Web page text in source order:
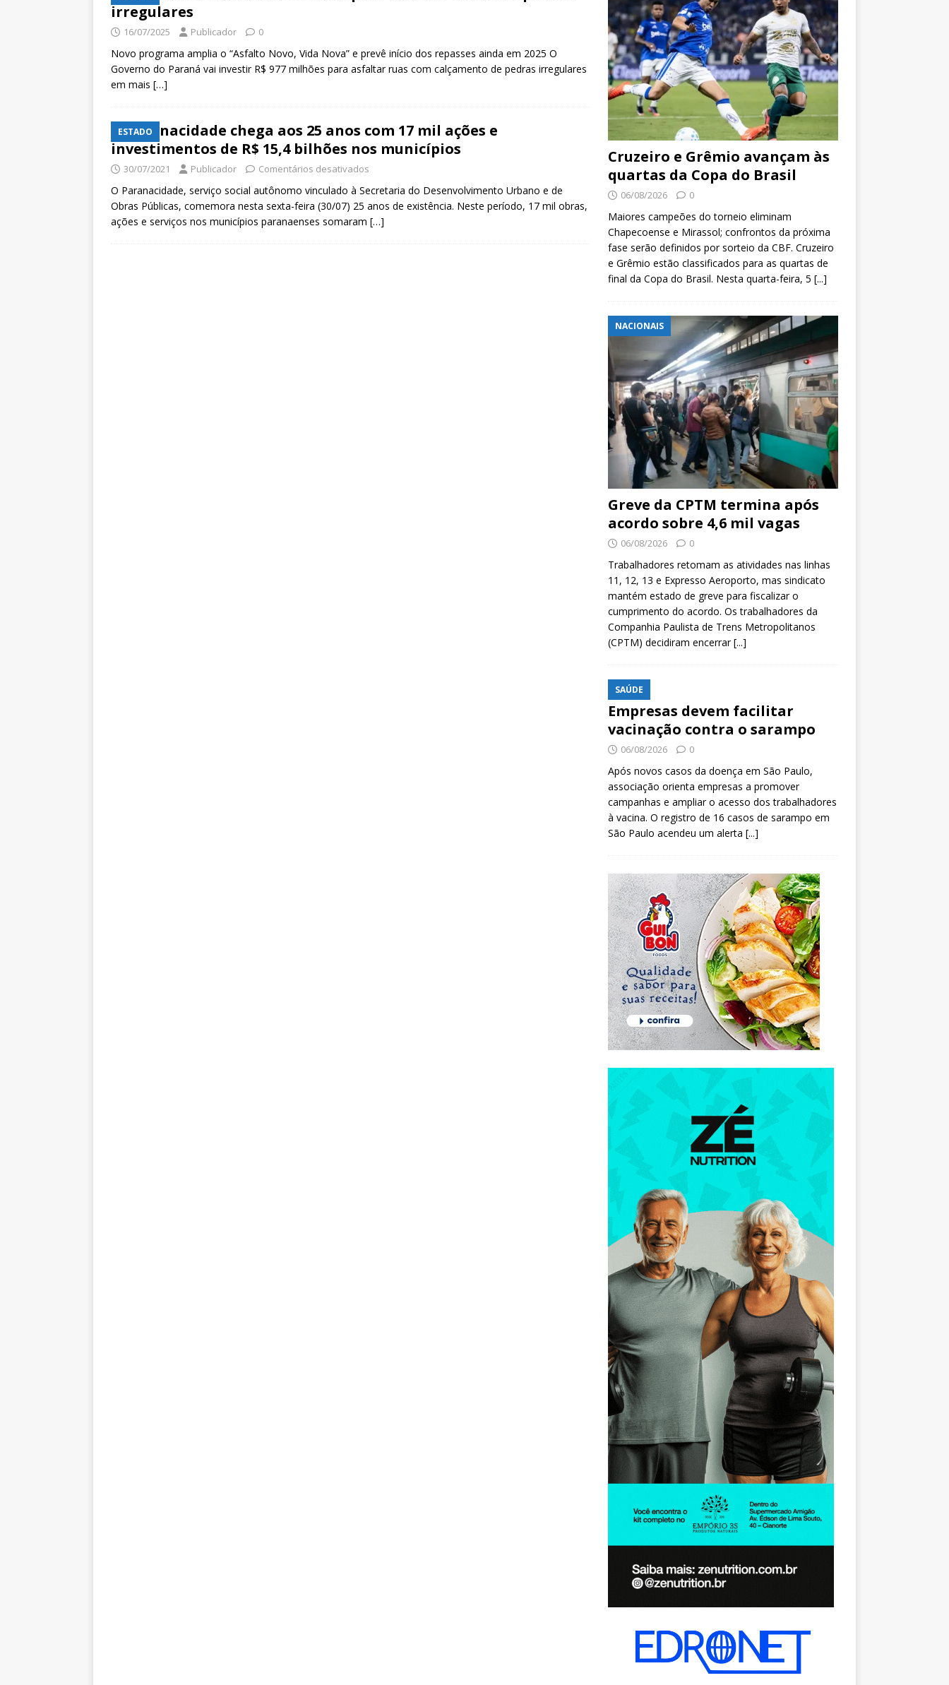
irregulares
16/07/2025 Publicador 0
Novo programa amplia o “Asfalto Novo, Vida Nova” e prevê início dos repasses ainda em 2025 O
Governo do Paraná vai investir R$ 977 milhões para asfaltar ruas com calçamento de pedras irregulares
em mais […]
ESTADO
Paranacidade chega aos 25 anos com 17 mil ações e
investimentos de R$ 15,4 bilhões nos municípios
30/07/2021 Publicador Comentários desativados
O Paranacidade, serviço social autônomo vinculado à Secretaria do Desenvolvimento Urbano e de
Obras Públicas, comemora nesta sexta-feira (30/07) 25 anos de existência. Neste período, 17 mil obras,
ações e serviços nos municípios paranaenses somaram […]
Cruzeiro e Grêmio avançam às
quartas da Copa do Brasil
06/08/2026 0
Maiores campeões do torneio eliminam
Chapecoense e Mirassol; confrontos da próxima
fase serão definidos por sorteio da CBF. Cruzeiro
e Grêmio estão classificados para as quartas de
final da Copa do Brasil. Nesta quarta-feira, 5 [...]
NACIONAIS
Greve da CPTM termina após
acordo sobre 4,6 mil vagas
06/08/2026 0
Trabalhadores retomam as atividades nas linhas
11, 12, 13 e Expresso Aeroporto, mas sindicato
mantém estado de greve para fiscalizar o
cumprimento do acordo. Os trabalhadores da
Companhia Paulista de Trens Metropolitanos
(CPTM) decidiram encerrar[...]
SAÚDE
Empresas devem facilitar
vacinação contra o sarampo
06/08/2026 0
Após novos casos da doença em São Paulo,
associação orienta empresas a promover
campanhas e ampliar o acesso dos trabalhadores
à vacina. O registro de 16 casos de sarampo em
São Paulo acendeu um alerta [...]